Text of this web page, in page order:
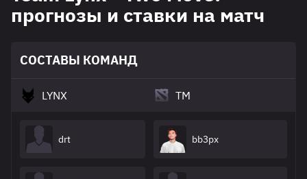
прогнозы и ставки на матч
СОСТАВЫ КОМАНД
LYNX
drt
TM
bb3px